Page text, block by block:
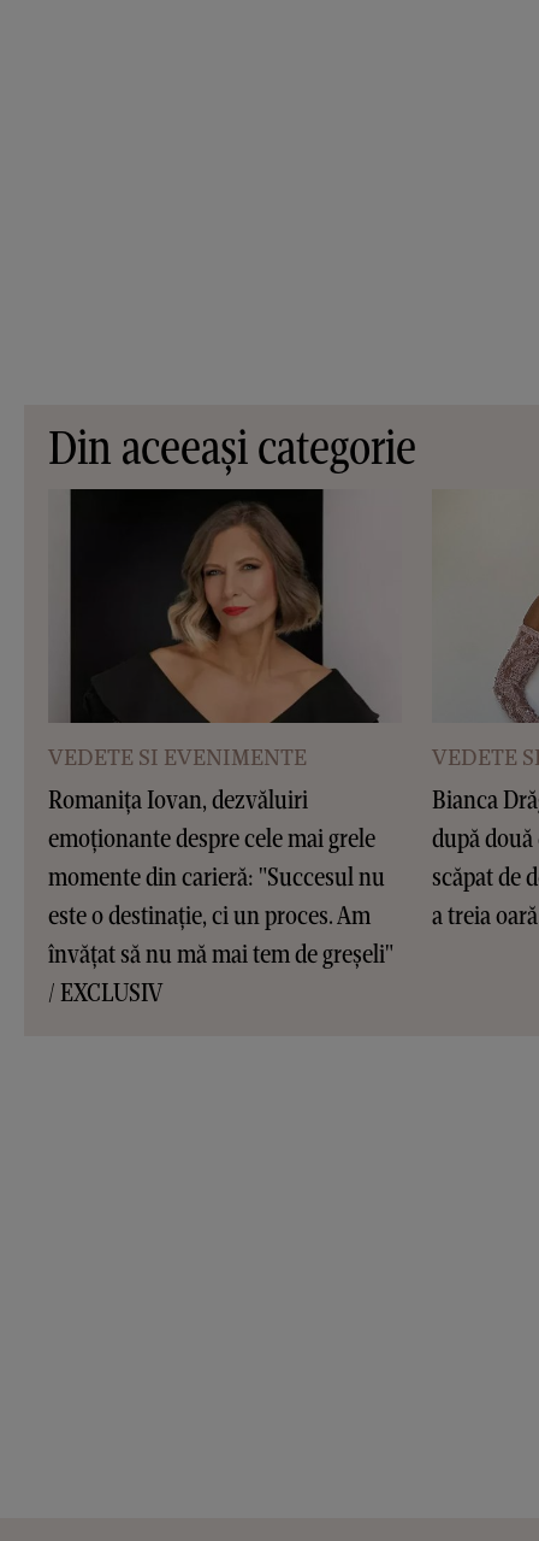
Din aceeași categorie
VEDETE SI EVENIMENTE
Romanița Iovan, dezvăluiri
emoționante despre cele mai grele
momente din carieră: "Succesul nu
este o destinație, ci un proces. Am
învățat să nu mă mai tem de greșeli"
/ EXCLUSIV
VEDETE
Bianca
după
scăpat de
a treia